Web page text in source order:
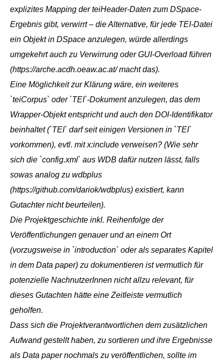
explizites Mapping der teiHeader-Daten zum DSpace-
Ergebnis gibt, verwirrt – die Alternative, für jede TEI-Datei
ein Objekt in DSpace anzulegen, würde allerdings
umgekehrt auch zu Verwirrung oder GUI-Overload führen
(https://arche.acdh.oeaw.ac.at/ macht das).
Eine Möglichkeit zur Klärung wäre, ein weiteres
`teiCorpus` oder `TEI`-Dokument anzulegen, das dem
Wrapper-Objekt entspricht und auch den DOI-Identifikator
beinhaltet (`TEI` darf seit einigen Versionen in `TEI`
vorkommen), evtl. mit x:include verweisen? (Wie sehr
sich die `config.xml` aus WDB dafür nutzen lässt, falls
sowas analog zu wdbplus
(https://github.com/dariok/wdbplus) existiert, kann
Gutachter nicht beurteilen).
Die Projektgeschichte inkl. Reihenfolge der
Veröffentlichungen genauer und an einem Ort
(vorzugsweise in `introduction` oder als separates Kapitel
in dem Data paper) zu dokumentieren ist vermutlich für
potenzielle NachnutzerInnen nicht allzu relevant, für
dieses Gutachten hätte eine Zeitleiste vermutlich
geholfen.
Dass sich die Projektverantwortlichen dem zusätzlichen
Aufwand gestellt haben, zu sortieren und ihre Ergebnisse
als Data paper nochmals zu veröffentlichen, sollte im